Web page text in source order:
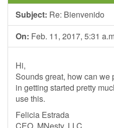
Subject: Re: Bienvenido
On: Feb. 11, 2017, 5:31
Hi,
Sounds great, how can we
in getting started pretty
use this.
Felicia Estrada